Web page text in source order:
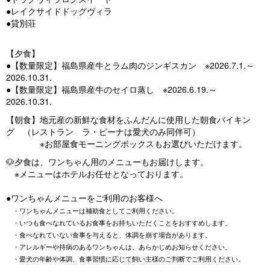
●レイクサイドドッグヴィラ
●貸別荘
【夕食】
●【数量限定】福島県産牛とラム肉のジンギスカン ※2026.7.1.～
2026.10.31.
●【数量限定】福島県産牛のセイロ蒸し ※2026.6.19.～
2026.10.31.
【朝食】地元産の新鮮な食材をふんだんに使用した朝食バイキン
グ （レストラン ラ・ピーナは愛犬のみ同伴可）
※お部屋食モーニングボックスもお選びいただけます。
🐶夕食は、ワンちゃん用のメニューもお届けします。
※メニューはホテルお任せとなっております。
●ワンちゃんメニューをご利用のお客様へ
・ワンちゃんメニューは補助食としてご利用ください。
・いつも食べなれているお食事をお持ちいただくことをおすすめします。
・食べなれていない食事を与えると、体調を崩す場合があります。
・アレルギーや持病のあるワンちゃんは、あらかじめお知らせください。
・愛犬の年齢や体調、食事習慣に応じて飼い主様のご判断でご利用ください。